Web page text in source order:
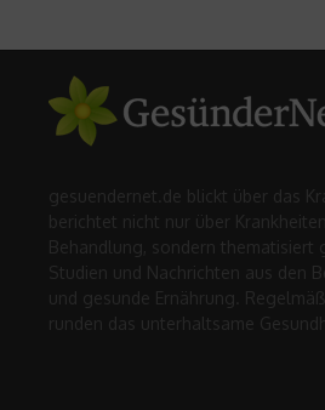
gesuendernet.de blickt über das
berichtet nicht nur über
Behandlung, sondern thematisiert
Studien und Nachrichten aus den
und gesunde Ernährung.
runden das unterhaltsame